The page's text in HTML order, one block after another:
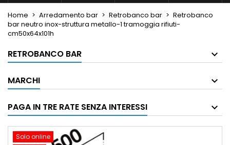
Home Arredamento bar Retrobanco bar
Retrobanco
bar neutro inox-struttura metallo-1 tramoggia rifiuti-
cm50x64x101h
RETROBANCO BAR
MARCHI
PAGA IN TRE RATE SENZA INTERESSI
Solo online